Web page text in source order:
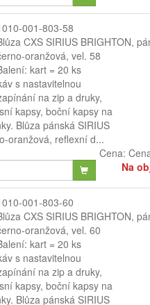
001-803-58
CXS SIRIUS BRIGHTON,
oranžová, vel. 58
kart = 20 ks
s nastavitelnou
na zip a druky,
kapsy, boční kapsy na
Blůza pánská SIRIUS
oranžová, reflexní d...
Cena:
Na
001-803-60
CXS SIRIUS BRIGHTON,
oranžová, vel. 60
kart = 20 ks
s nastavitelnou
na zip a druky,
kapsy, boční kapsy na
Blůza pánská SIRIUS